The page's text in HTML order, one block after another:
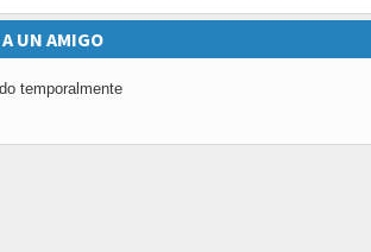
UN AMIGO
temporalmente